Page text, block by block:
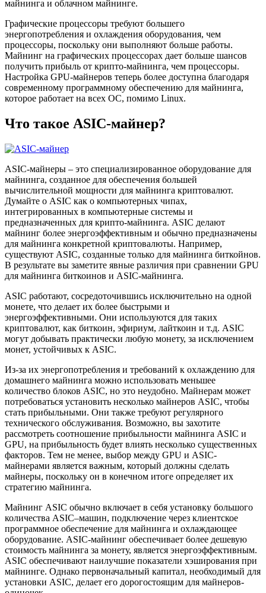
майнинга и облачном майнинге.
Графические процессоры требуют большего
энергопотребления и охлаждения оборудования, чем
процессоры, поскольку они выполняют больше работы.
Майнинг на графических процессорах дает больше шансов
получить прибыль от крипто-майнинга, чем процессоры.
Настройка GPU-майнеров теперь более доступна благодаря
современному программному обеспечению для майнинга,
которое работает на всех ОС, помимо Linux.
Что такое ASIC-майнер?
ASIC-майнеры – это специализированное оборудование для
майнинга, созданное для обеспечения большей
вычислительной мощности для майнинга криптовалют.
Думайте о ASIC как о компьютерных чипах,
интегрированных в компьютерные системы и
предназначенных для крипто-майнинга. ASIC делают
майнинг более энергоэффективным и обычно предназначены
для майнинга конкретной криптовалюты. Например,
существуют ASIC, созданные только для майнинга биткойнов.
В результате вы заметите явные различия при сравнении GPU
для майнинга биткоинов и ASIC-майнинга.
ASIC работают, сосредоточившись исключительно на одной
монете, что делает их более быстрыми и
энергоэффективными. Они используются для таких
криптовалют, как биткоин, эфириум, лайткоин и т.д. ASIC
могут добывать практически любую монету, за исключением
монет, устойчивых к ASIC.
Из-за их энергопотребления и требований к охлаждению для
домашнего майнинга можно использовать меньшее
количество блоков ASIC, но это неудобно. Майнерам может
потребоваться установить несколько майнеров ASIC, чтобы
стать прибыльными. Они также требуют регулярного
технического обслуживания. Возможно, вы захотите
рассмотреть соотношение прибыльности майнинга ASIC и
GPU, на прибыльность будет влиять несколько существенных
факторов. Тем не менее, выбор между GPU и ASIC-
майнерами является важным, который должны сделать
майнеры, поскольку он в конечном итоге определяет их
стратегию майнинга.
Майнинг ASIC обычно включает в себя установку большого
количества ASIC–машин, подключение через клиентское
программное обеспечение для майнинга и охлаждающее
оборудование. ASIC-майнинг обеспечивает более дешевую
стоимость майнинга за монету, является энергоэффективным.
ASIC обеспечивают наилучшие показатели хэширования при
майнинге. Однако первоначальный капитал, необходимый для
установки ASIC, делает его дорогостоящим для майнеров-